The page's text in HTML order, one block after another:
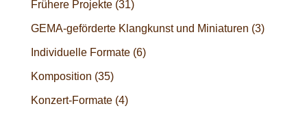
Frühere Projekte(31)
GEMA-geförderte Klangkunst und Miniaturen (3)
Individuelle Formate(6)
Komposition (35)
Konzert-Formate(4)